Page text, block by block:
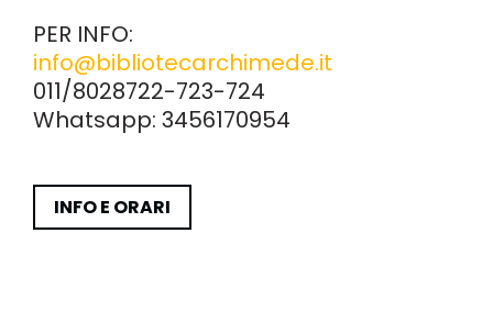
PER INFO:
info@bibliotecarchimede.it
011/8028722-723-724
Whatsapp: 3456170954
INFO E ORARI